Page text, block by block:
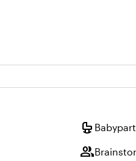
crib
group